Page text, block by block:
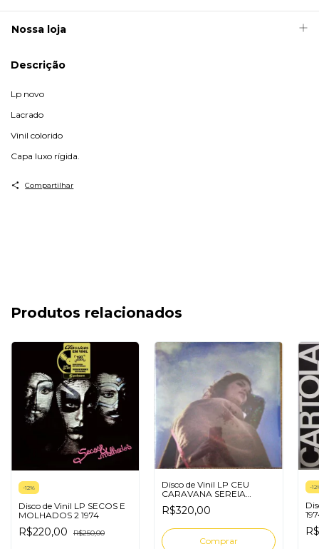
Nossa loja
Descrição
Lp novo
Lacrado
Vinil colorido
Capa luxo rígida.
Compartilhar
Produtos relacionados
-12%
Disco de Vinil LP SECOS E
MOLHADOS 2 1974
R$220,00 R$250,00
Disco de Vinil LP CEU
CARAVANA SEREIA
BLOOM
R$320,00
-12